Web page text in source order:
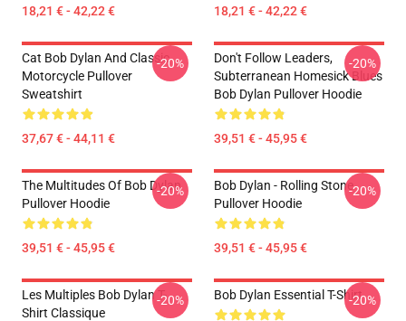
18,21 € - 42,22 € 18,21 € - 42,22 €
Cat Bob Dylan And Classic
Motorcycle Pullover
Sweatshirt
37,67 € - 44,11 €
-20%
Don't Follow Leaders,
Subterranean Homesick Blues
Bob Dylan Pullover Hoodie
39,51 € - 45,95 €
-20%
The Multitudes Of Bob Dylan
Pullover Hoodie
39,51 € - 45,95 €
-20%
Bob Dylan - Rolling Stone
Pullover Hoodie
39,51 € - 45,95 €
-20%
Les Multiples Bob Dylan T-
Shirt Classique
-20% Bob Dylan Essential T-Shirt-20%